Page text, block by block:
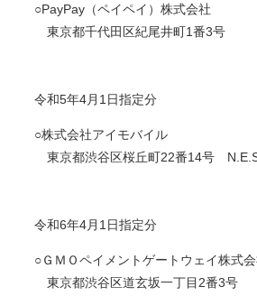
○PayPay（ペイペイ）株式会社
東京都千代田区紀尾井町1番3号
令和5年4月1日指定分
○株式会社アイモバイル
東京都渋谷区桜丘町22番14号
令和6年4月1日指定分
○ＧＭＯペイメントゲートウェイ株式会
東京都渋谷区道玄坂一丁目2番3号​